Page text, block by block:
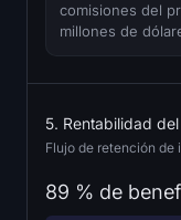
comisiones del
millones de
5. Rentabilidad
Flujo de retención de
89 % de